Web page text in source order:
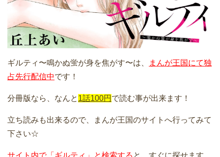
ギルティ〜鳴かぬ蛍が身を焦がす〜は、
まんが王国にて独
占先行配信中です！
分冊版なら、なんと 1話100円 で読む事が出来ます！
立ち読みも出来るので、まんが王国のサイトへ行ってみて
下さい☆